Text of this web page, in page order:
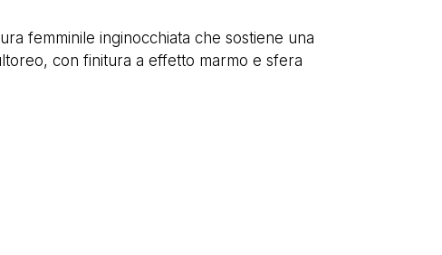
femminile inginocchiata che sostiene una
con finitura a effetto marmo e sfera